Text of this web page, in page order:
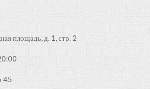
площадь, д. 1, стр. 2
45